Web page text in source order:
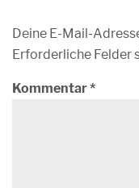
Deine E-Mail-
Erforderliche Felder
Kommentar*